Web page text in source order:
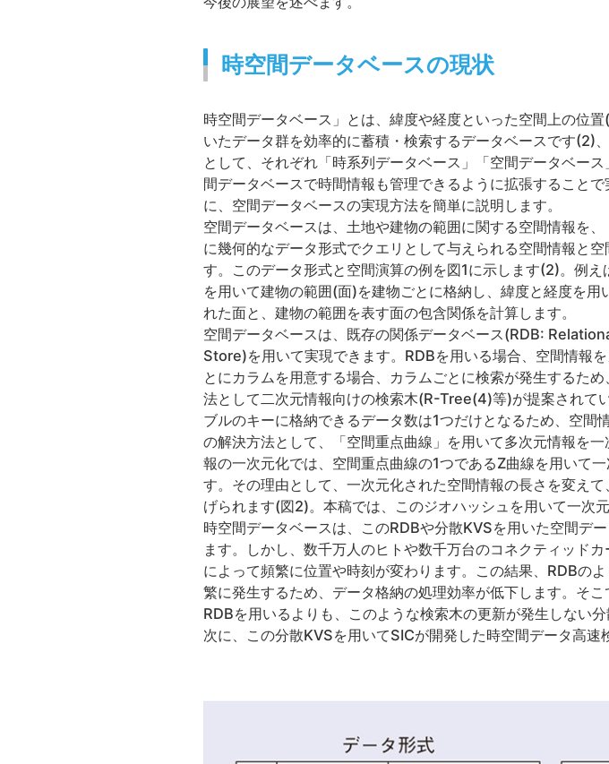
時空間データベースの現状
時空間データベース」とは、緯度や経度といった空間上の位
いたデータ群を効率的に蓄積・検索するデータベースです(2)
として、それぞれ「時系列データベース」「空間データベー
間データベースで時間情報も管理できるように拡張すること
に、空間データベースの実現方法を簡単に説明します。
空間データベースは、土地や建物の範囲に関する空間情報を
に幾何的なデータ形式でクエリとして与えられる空間情報と
す。このデータ形式と空間演算の例を図1に示します(2)。例
を用いて建物の範囲(面)を建物ごとに格納し、緯度と経度を
れた面と、建物の範囲を表す面の包含関係を計算します。
空間データベースは、既存の関係データベース(RDB:
Store)を用いて実現できます。RDBを用いる場合、空間情報
とにカラムを用意する場合、カラムごとに検索が発生するた
法として二次元情報向けの検索木(R-Tree(4)等)が提案されて
ブルのキーに格納できるデータ数は1つだけとなるため、空
の解決方法として、「空間重点曲線」を用いて多次元情報を
報の一次元化では、空間重点曲線の1つであるZ曲線を用いて
す。その理由として、一次元化された空間情報の長さを変え
げられます(図2)。本稿では、このジオハッシュを用いて一次
時空間データベースは、このRDBや分散KVSを用いた空間デ
ます。しかし、数千万人のヒトや数千万台のコネクティッド
によって頻繁に位置や時刻が変わります。この結果、RDBの
繁に発生するため、データ格納の処理効率が低下します。そ
RDBを用いるよりも、このような検索木の更新が発生しない
次に、この分散KVSを用いてSICが開発した時空間データ高速